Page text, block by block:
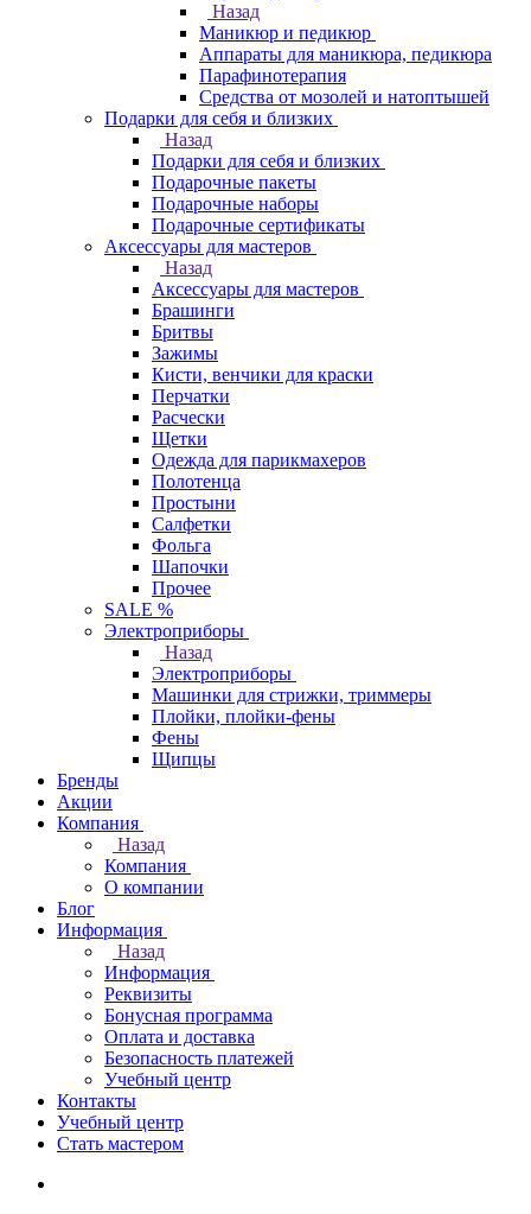
Назад
Маникюр и педикюр
Аппараты для маникюра, педикюра
Парафинотерапия
Средства от мозолей и натоптышей
Подарки для себя и близких
Назад
Подарки для себя и близких
Подарочные пакеты
Подарочные наборы
Подарочные сертификаты
Аксессуары для мастеров
Назад
Аксессуары для мастеров
Брашинги
Бритвы
Зажимы
Кисти, венчики для краски
Перчатки
Расчески
Щетки
Одежда для парикмахеров
Полотенца
Простыни
Салфетки
Фольга
Шапочки
Прочее
SALE %
Электроприборы
Назад
Электроприборы
Машинки для стрижки, триммеры
Плойки, плойки-фены
Фены
Щипцы
Бренды
Акции
Компания
Назад
Компания
О компании
Блог
Информация
Назад
Информация
Реквизиты
Бонусная программа
Оплата и доставка
Безопасность платежей
Учебный центр
Контакты
Учебный центр
Стать мастером